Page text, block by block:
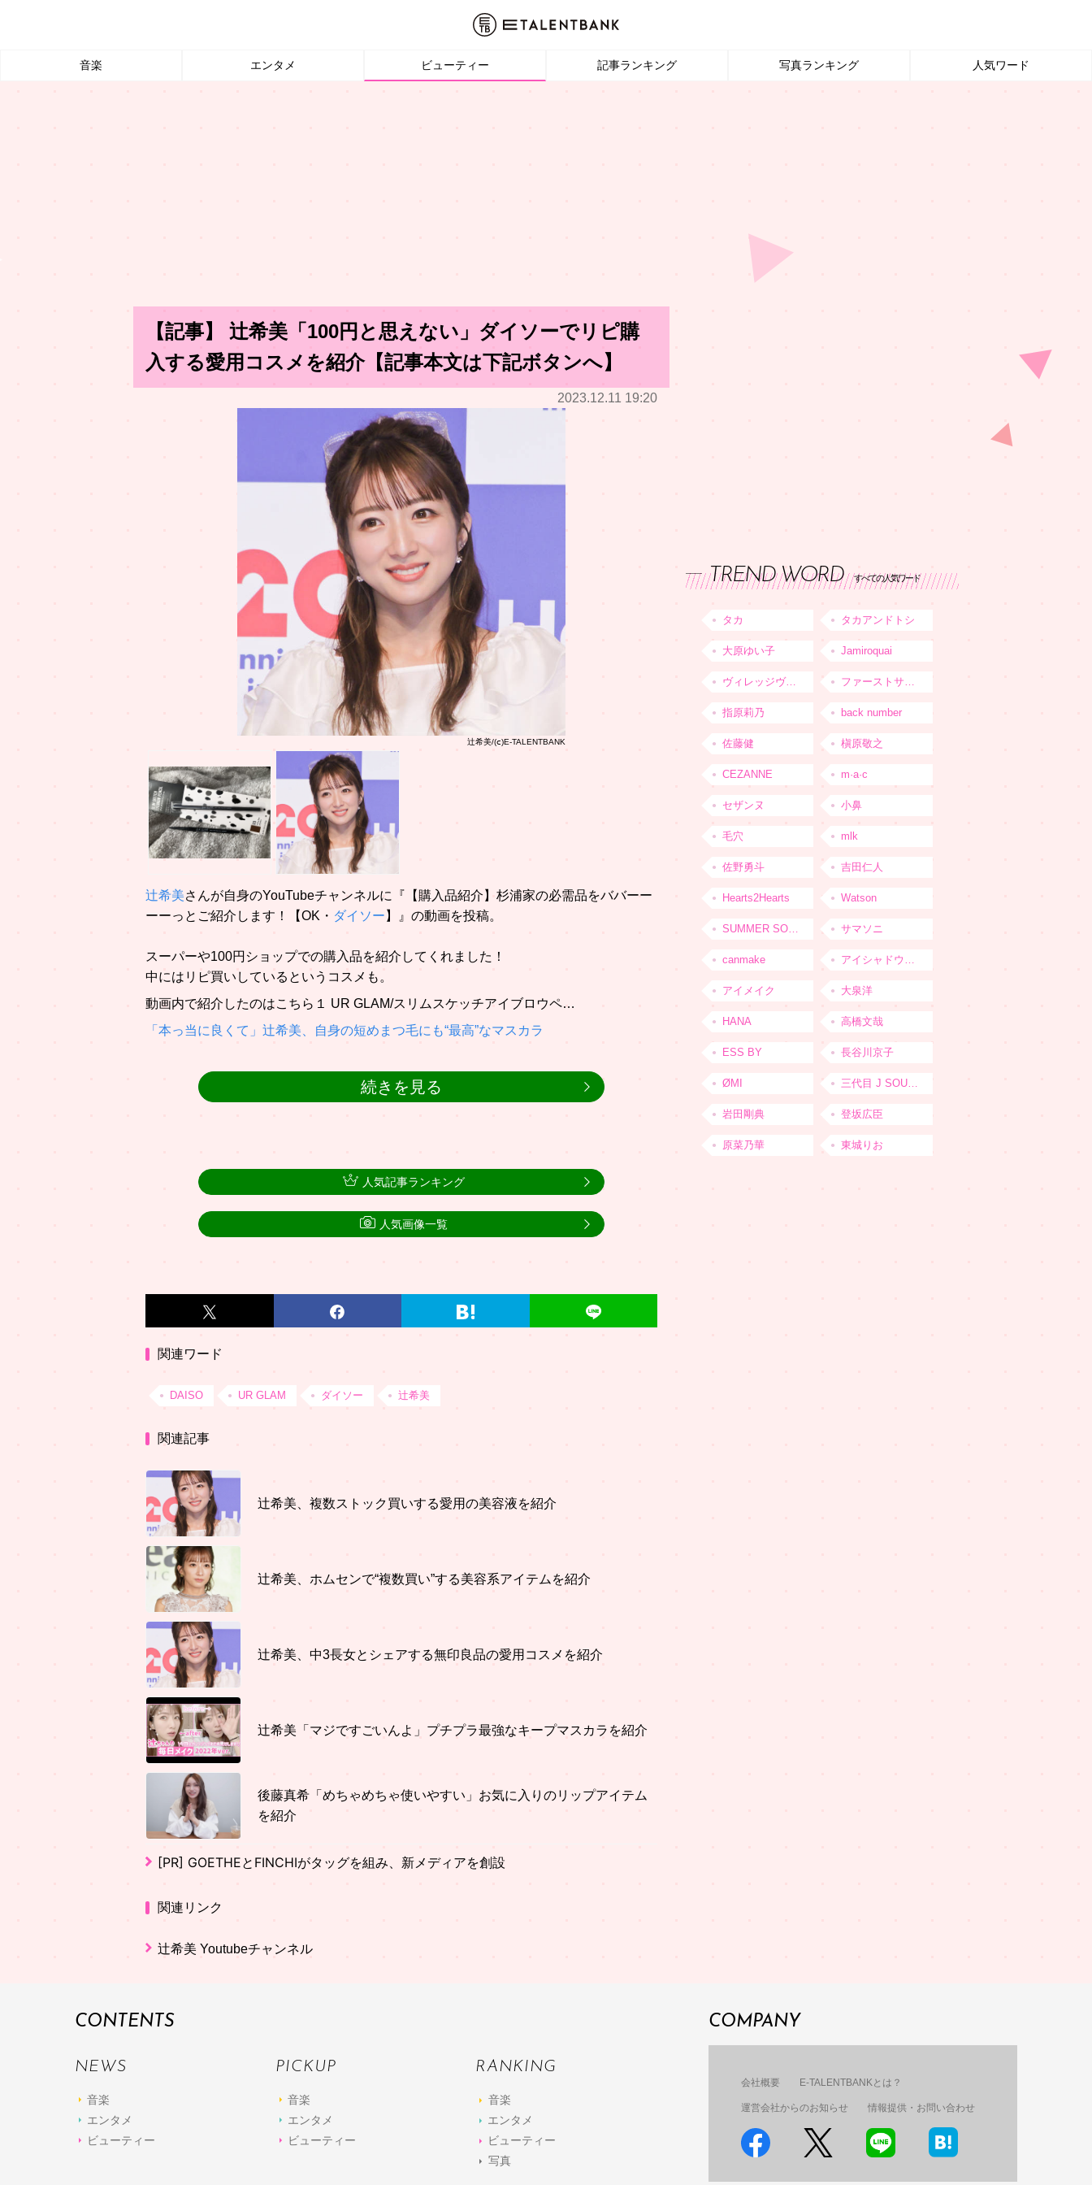
音楽 エンタメ ビューティー 記事ランキング 写真ランキング 人気ワード
【記事】 辻希美「100円と思えない」ダイソーでリピ購
入する愛用コスメを紹介【記事本文は下記ボタンへ】
2023.12.11 19:20
辻希美/(ⅽ)E-TALENTBANK
辻希美さんが自身のYouTubeチャンネルに『【購入品紹介】杉浦家の必需品をババーー
ーーっとご紹介します！【OK・ ダイソー 】』の動画を投稿。
スーパーや100円ショップでの購入品を紹介してくれました！
中にはリピ買いしているというコスメも。
動画内で紹介したのはこちら１ UR GLAM/スリムスケッチアイブロウペ…
「本っ当に良くて」辻希美、自身の短めまつ毛にも“最高”なマスカラ
続きを見る
関連ワード
DAISO UR GLAM ダイソー 辻希美
関連記事
辻希美、複数ストック買いする愛用の美容液を紹介
辻希美、ホムセンで“複数買い”する美容系アイテムを紹介
辻希美、中3長女とシェアする無印良品の愛用コスメを紹介
辻希美「マジですごいんよ」プチプラ最強なキープマスカラを紹介
後藤真希「めちゃめちゃ使いやすい」お気に入りのリップアイテム
を紹介
[PR] GOETHEとFINCHIがタッグを組み、新メディアを創設
関連リンク
辻希美 Youtubeチャンネル
人気記事ランキング
人気画像一覧
TREND WORD すべての人気ワード
タカ タカアンドトシ
大原ゆい子 Jamiroquai
ヴィレッジヴァンガード ファーストサマーウイカ
指原莉乃 back number
佐藤健 槇原敬之
CEZANNE m·a·c
セザンヌ 小鼻
毛穴 mlk
佐野勇斗 吉田仁人
Hearts2Hearts Watson
SUMMER SONIC サマソニ
canmake アイシャドウベース
アイメイク 大泉洋
HANA 高橋文哉
ESS BY 長谷川京子
ØMI 三代目 J SOUL BROTHERS from EXILE TRIBE
岩田剛典 登坂広臣
原菜乃華 東城りお
CONTENTS
NEWS
音楽
エンタメ
ビューティー
PICKUP
音楽
エンタメ
ビューティー
RANKING
音楽
エンタメ
ビューティー
写真
COMPANY
会社概要 E-TALENTBANKとは？
運営会社からのお知らせ 情報提供・お問い合わせ